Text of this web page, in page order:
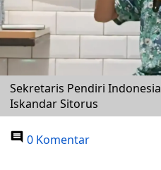
Sekretaris Pendiri
Iskandar Sitorus
0 Komentar